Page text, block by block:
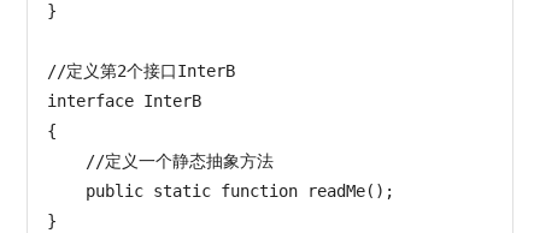
}
//定义第2个接口InterB
interface InterB
{
    //定义一个静态抽象方法
    public static function readMe();
}